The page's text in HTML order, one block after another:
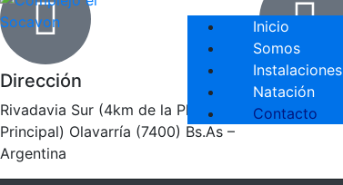
Inicio
Somos
Instalaciones
Natación
Contacto
Dirección
Rivadavia Sur (4km de la Plaza
Principal) Olavarría (7400) Bs.As –
Argentina
Telefono
2284-531167